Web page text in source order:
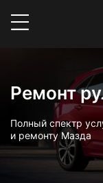
Ремонт
Полный спектр
и ремонту Мазда